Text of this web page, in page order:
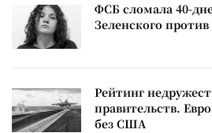
ФСБ сломала 40-
Зеленского
Рейтинг
правительств.
без США